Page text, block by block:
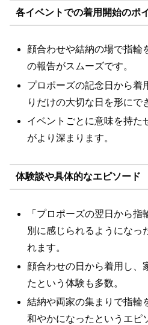
各イベントでの着用開始のポ
顔合わせや結納の場で指輪
の報告がスムーズです。
プロポーズの記念日から着
りだけの大切な日を形にで
イベントごとに意味を持た
がより深まります。
体験談や具体的なエピソード
「プロポーズの翌日から
別に感じられるようになっ
れます。
顔合わせの日から着用し、
たという体験も多数。
結納や両家の集まりで指輪
和やかになったというエピ